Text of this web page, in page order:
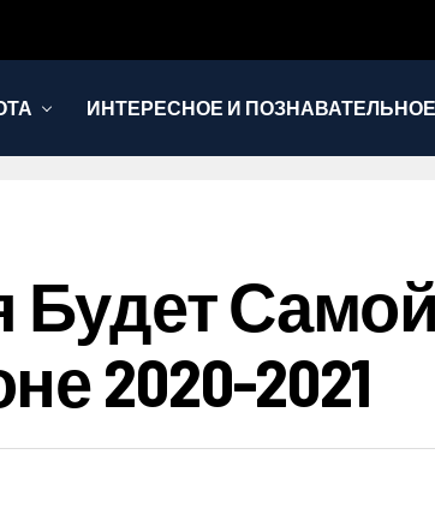
ИНТЕРЕСНОЕ И ПОЗНАВАТЕЛЬНОЕ
Будет
2020-2021